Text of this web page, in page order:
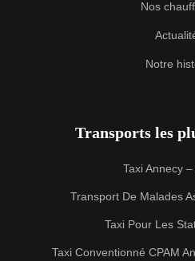
Nos
Notre
Transports les
Taxi Annecy
Transport De Malades
Taxi Pour Les
Taxi Conventionné CPAM